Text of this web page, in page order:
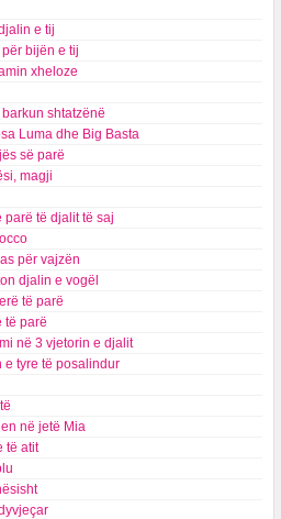
e tij
bijën e tij
xheloze
shtatzënë
Luma dhe Big Basta
së parë
magji
parë të djalit të saj
për vajzën
djalin e vogël
të parë
të parë
në 3 vjetorin e djalit
e tyre të posalindur
në jetë Mia
të atit